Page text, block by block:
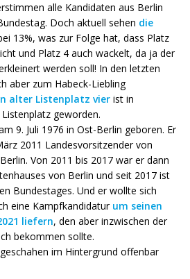
alle Kandidaten aus Berlin
Doch aktuell sehen die
13%, was zur Folge hat, dass Platz
und Platz 4 auch wackelt, da ja der
werden soll! In den letzten
aber zum Habeck-Liebling
alter Listenplatz vier ist in
geworden.
9. Juli 1976 in Ost-Berlin geboren. Er
2011 Landesvorsitzender von
Von 2011 bis 2017 war er dann
von Berlin und seit 2017 ist
Bundestages. Und er wollte sich
eine Kampfkandidatur um seinen
liefern, den aber inzwischen der
bekommen sollte.
im Hintergrund offenbar